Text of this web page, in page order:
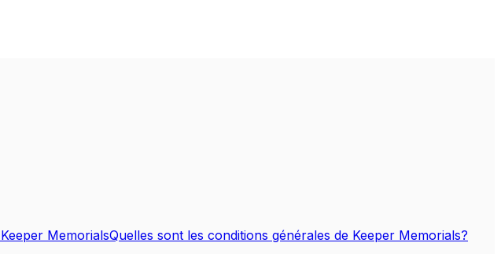
MemorialsQuelles sont les conditions générales de Keeper Memorials?